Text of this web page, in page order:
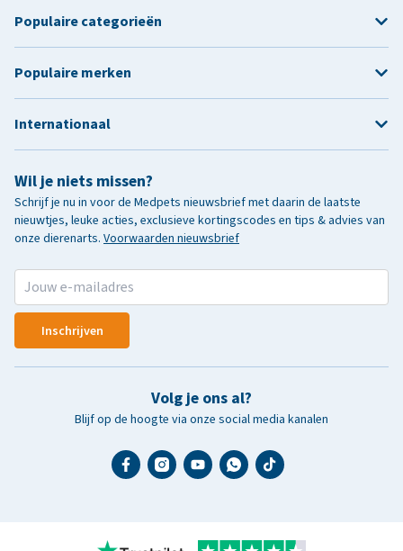
Wil je niets missen?
Schrijf je nu in voor de Medpets nieuwsbrief met daarin de laatste
nieuwtjes, leuke acties, exclusieve kortingscodes en tips & advies van
onze dierenarts. Voorwaarden nieuwsbrief
Inschrijven
Volg je ons al?
Blijf op de hoogte via onze social media kanalen
Populaire categorieën
Populaire merken
Internationaal